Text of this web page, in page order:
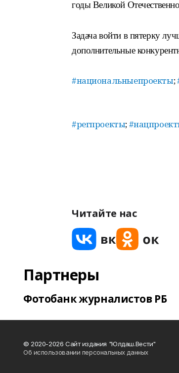
годы Великой
Задача войти в пятерку
дополнительные
#национальныепроекты;
#регпроекты;
Читайте нас
Партнеры
Фотобанк журналистов РБ
© 2020-2026 Сайт издания "Юлдаш.Вести"
Об использовании персональных данных